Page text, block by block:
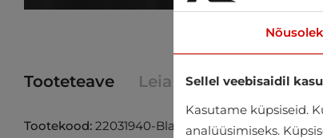
Tooteteave Leia toode poest
Tootekood: 22031940-Black
Nõusolek
Sellel veebisaidil
Kasutame küpsiseid.
analüüsimiseks.